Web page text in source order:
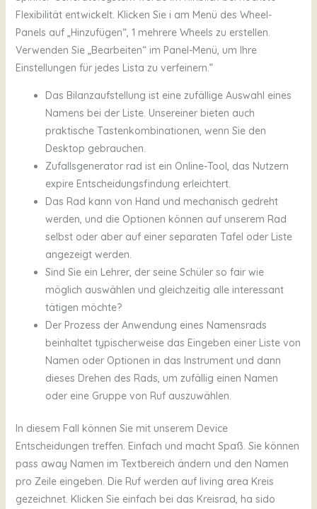
Flexibilität entwickelt. Klicken Sie i am Menü des Wheel-
Panels auf „Hinzufügen“, 1 mehrere Wheels zu erstellen.
Verwenden Sie „Bearbeiten“ im Panel-Menü, um Ihre
Einstellungen für jedes Lista zu verfeinern.”
Das Bilanzaufstellung ist eine zufällige Auswahl eines
Namens bei der Liste. Unsereiner bieten auch
praktische Tastenkombinationen, wenn Sie den
Desktop gebrauchen.
Zufallsgenerator rad ist ein Online-Tool, das Nutzern
expire Entscheidungsfindung erleichtert.
Das Rad kann von Hand und mechanisch gedreht
werden, und die Optionen können auf unserem Rad
selbst oder aber auf einer separaten Tafel oder Liste
angezeigt werden.
Sind Sie ein Lehrer, der seine Schüler so fair wie
möglich auswählen und gleichzeitig alle interessant
tätigen möchte?
Der Prozess der Anwendung eines Namensrads
beinhaltet typischerweise das Eingeben einer Liste von
Namen oder Optionen in das Instrument und dann
dieses Drehen des Rads, um zufällig einen Namen
oder eine Gruppe von Ruf auszuwählen.
In diesem Fall können Sie mit unserem Device
Entscheidungen treffen. Einfach und macht Spaß. Sie können
pass away Namen im Textbereich ändern und den Namen
pro Zeile eingeben. Die Ruf werden auf living area Kreis
gezeichnet. Klicken Sie einfach bei das Kreisrad, ha sido